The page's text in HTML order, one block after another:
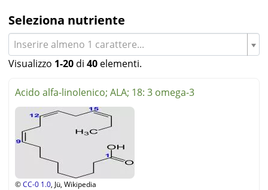
Seleziona nutriente
Inserire almeno 1 carattere...
Visualizzo 1-20 di 40 elementi.
Acido alfa-linolenico; ALA; 18: 3 omega-3
©CC-0 1.0, Jü, Wikipedia